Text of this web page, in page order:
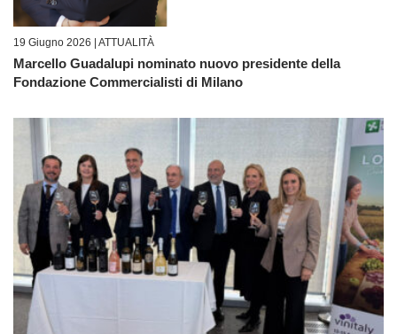
19 Giugno 2026 | ATTUALITÀ
Marcello Guadalupi nominato nuovo presidente della
Fondazione Commercialisti di Milano